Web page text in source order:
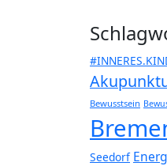
Bewusstsein
Seedorf